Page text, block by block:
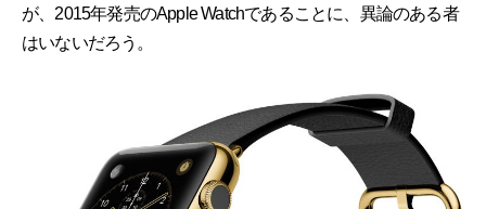
が、2015年発売のApple Watchであることに、異論のある者
はいないだろう。